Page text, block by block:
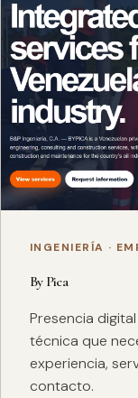
INGENIERÍA ·
By Pica
Presencia
técnica que
experiencia,
contacto.